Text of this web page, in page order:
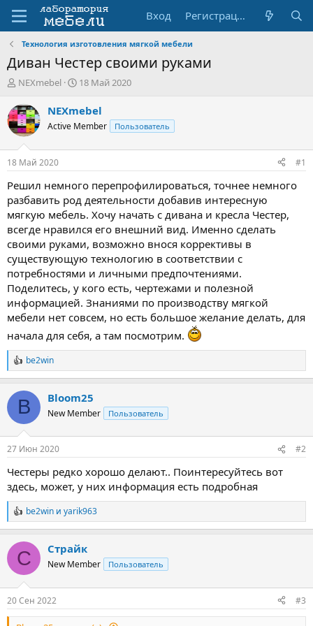
Вход Регистрация
Технология изготовления мягкой мебели
Диван Честер своими руками
А
т
о
р
т
е
м
ы
NEXmebel
Д
т
н
а
л
18 Май 2020
NEXmebel
Active Member Пользователь
18 Май 2020 #1
Решил немного перепрофилироваться, точнее немного
разбавить род деятельности добавив интересную
мягкую мебель. Хочу начать с дивана и кресла Честер,
всегде нравился его внешний вид. Именно сделать
своими руками, возможно внося коррективы в
существующую технологию в соответствии с
потребностями и личными предпочтениями.
Поделитесь, у кого есть, чертежами и полезной
информацией. Знаниями по производству мягкой
мебели нет совсем, но есть большое желание делать, для
начала для себя, а там посмотрим.
Р
е
к
и
be2win
B Bloom25
New Member Пользователь
27 Июн 2020 #2
Честеры редко хорошо делают.. Поинтересуйтесь вот
здесь, может, у них информация есть подробная
Р
е
к
и
be2win и yarik963
С Страйк
New Member Пользователь
20 Сен 2022 #3